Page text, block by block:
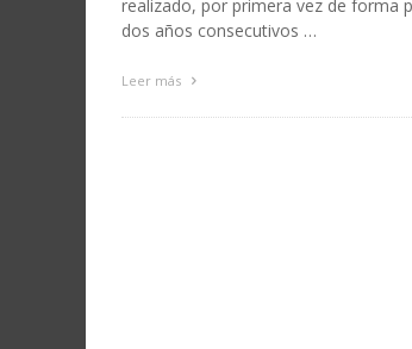
realizado, por primera vez de forma
dos años consecutivos …
Leer más